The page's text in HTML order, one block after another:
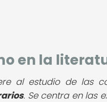
en la
al estudio de las
. Se centra en las